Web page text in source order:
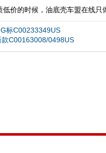
价的时候，油底壳车盟在线只
标C00233349US
C00163008/0498US